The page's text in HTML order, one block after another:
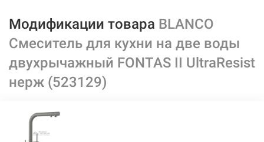
Модификации товара BLANCO
Смеситель для кухни на две воды
двухрычажный FONTAS II UltraResist
нерж (523129)